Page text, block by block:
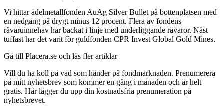
Vi hittar ädelmetallfonden AuAg Silver Bullet på bottenplatsen med
en nedgång på drygt minus 12 procent. Flera av fondens
råvaruinnehav har backat i linje med underliggande råvaror. Näst
tuffast har det varit för guldfonden CPR Invest Global Gold Mines.
Gå till Placera.se och läs fler artiklar
Vill du ha koll på vad som händer på fondmarknaden. Prenumerera
på mitt nyhetsbrev som kommer en gång i månaden och är helt
gratis. Här lägger du upp din kostnadsfria prenumeration på
nyhetsbrevet.